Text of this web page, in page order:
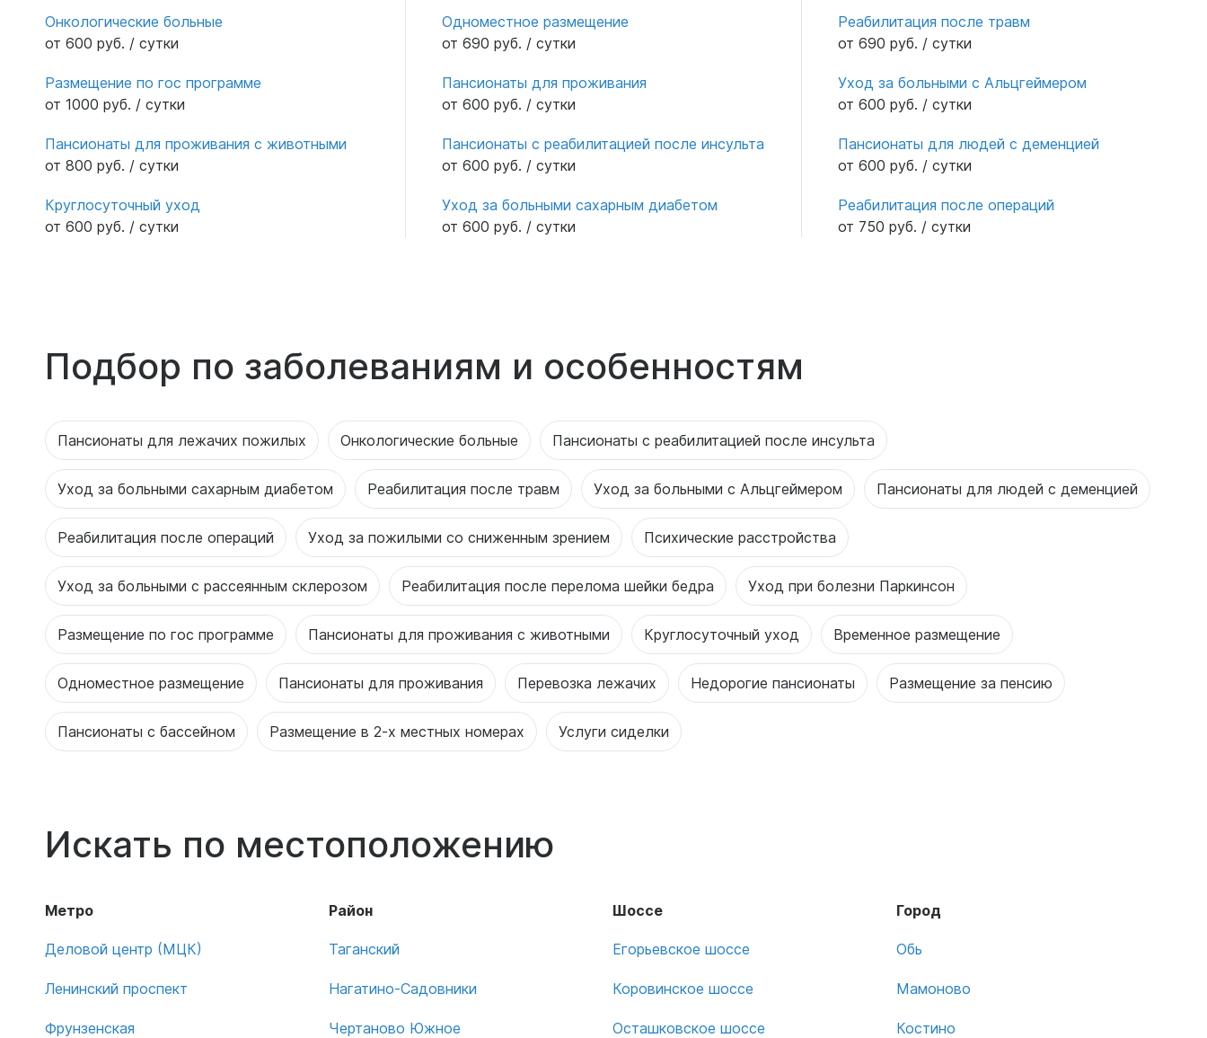
Признаюсь Вам, никогда не думаешь о том,
что когда то тебя может коснуться
подобная проблема ... Но время приходит
рано или поздно. Так вот, могу сказать
следующее - данный пансионат
Спасибо всему персоналу, руководству
пансионата за заботу и выполнение своих
людьми на 5 + ! Отзыв оставлен на Отзовик.
Онкологические больные
от 600 руб. / сутки
Размещение по гос программе
от 1000 руб. / сутки
Пансионаты для проживания с животными
от 800 руб. / сутки
Круглосуточный уход
от 600 руб. / сутки
Одноместное размещение
от 690 руб. / сутки
Пансионаты для проживания
от 600 руб. / сутки
Пансионаты с реабилитацией после инсульта
от 600 руб. / сутки
Уход за больными сахарным диабетом
от 600 руб. / сутки
Реабилитация после травм
от 690 руб. / сутки
Уход за больными с Альцгеймером
от 600 руб. / сутки
Пансионаты для людей с деменцией
от 600 руб. / сутки
Реабилитация после операций
от 750 руб. / сутки
Подбор по заболеваниям и особенностям
Пансионаты для лежачих пожилых Онкологические больные Пансионаты с реабилитацией после инсульта
Уход за больными сахарным диабетом Реабилитация после травм Уход за больными с Альцгеймером Пансионаты для людей с деменцией
Реабилитация после операций Уход за пожилыми со сниженным зрением Психические расстройства
Уход за больными с рассеянным склерозом Реабилитация после перелома шейки бедра Уход при болезни Паркинсон
Размещение по гос программе Пансионаты для проживания с животными Круглосуточный уход Временное размещение
Одноместное размещение Пансионаты для проживания Перевозка лежачих Недорогие пансионаты Размещение за пенсию
Пансионаты с бассейном Размещение в 2-х местных номерах Услуги сиделки
Искать по местоположению
Метро
Деловой центр (МЦК)
Ленинский проспект
Фрунзенская
Район
Таганский
Нагатино-Садовники
Чертаново Южное
Шоссе
Егорьевское шоссе
Коровинское шоссе
Осташковское шоссе
Город
Обь
Мамоново
Костино